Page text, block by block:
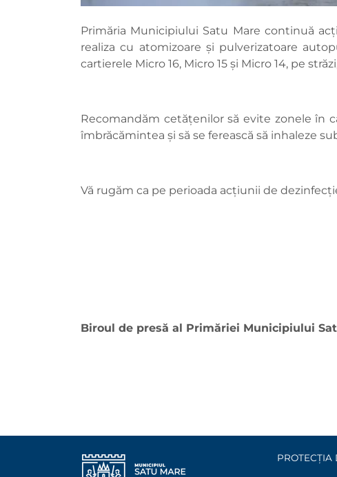
Primăria Municipiului Satu Mare continuă
realiza cu atomizoare și pulverizatoare
cartierele Micro 16, Micro 15 și Micro 14, pe
Recomandăm cetățenilor să evite zonele în
îmbrăcămintea și să se ferească să inhaleze
Vă rugăm ca pe perioada acțiunii de
Biroul de presă al Primăriei Municipiului
PROTECȚIA